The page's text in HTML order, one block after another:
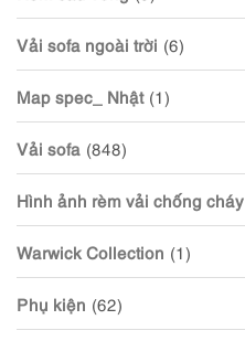
Vải sofa ngoài trời (6)
Map spec_ Nhật (1)
Vải sofa (848)
Hình ảnh rèm vải chống cháy
Warwick Collection (1)
Phụ kiện (62)